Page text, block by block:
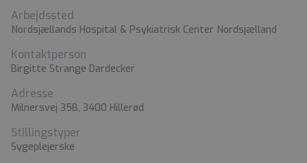
Arbejdssted
Nordsjællands Hospital & Psykiatrisk Center Nordsjælland
Kontaktperson
Birgitte Strange Dardecker
Adresse
Milnersvej 35B, 3400 Hillerød
Stillingstyper
Sygeplejerske